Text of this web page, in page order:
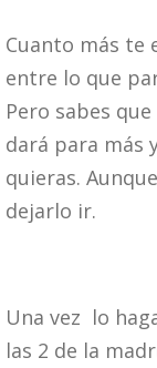
Cuanto más te
entre lo que
Pero sabes
dará para más
quieras.
dejarlo ir.
Una vez lo
las 2 de la